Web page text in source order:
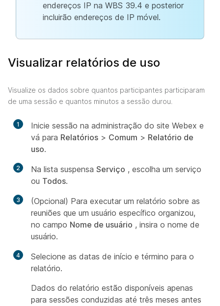
endereços IP na WBS 39.4 e posterior
incluirão endereços de IP móvel.
Visualizar relatórios de uso
Visualize os dados sobre quantos participantes participaram
de uma sessão e quantos minutos a sessão durou.
1
Inicie sessão na administração do site Webex e
vá para Relatórios > Comum > Relatório de
uso.
2 Na lista suspensa Serviço , escolha um serviço
ou Todos.
3
(Opcional) Para executar um relatório sobre as
reuniões que um usuário específico organizou,
no campo Nome de usuário , insira o nome de
usuário.
4
Selecione as datas de início e término para o
relatório.
Dados do relatório estão disponíveis apenas
para sessões conduzidas até três meses antes